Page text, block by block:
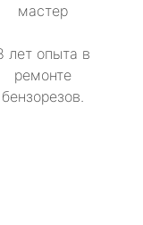
мастер
лет опыта в
ремонте
бензорезов.